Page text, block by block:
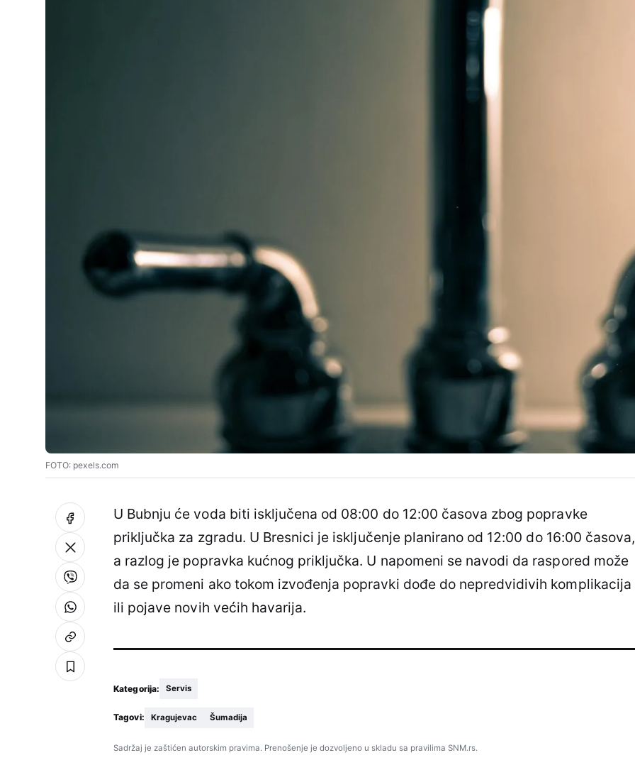
FOTO: pexels.com
U Bubnju će voda biti isključena od 08:00 do 12:00 časova zbog popravke
priključka za zgradu. U Bresnici je isključenje planirano od 12:00 do 16:00 časova,
a razlog je popravka kućnog priključka. U napomeni se navodi da raspored može
da se promeni ako tokom izvođenja popravki dođe do nepredvidivih komplikacija
ili pojave novih većih havarija.
Kategorija: Servis
Tagovi: Kragujevac Šumadija
Sadržaj je zaštićen autorskim pravima. Prenošenje je dozvoljeno u skladu sa pravilima SNM.rs.